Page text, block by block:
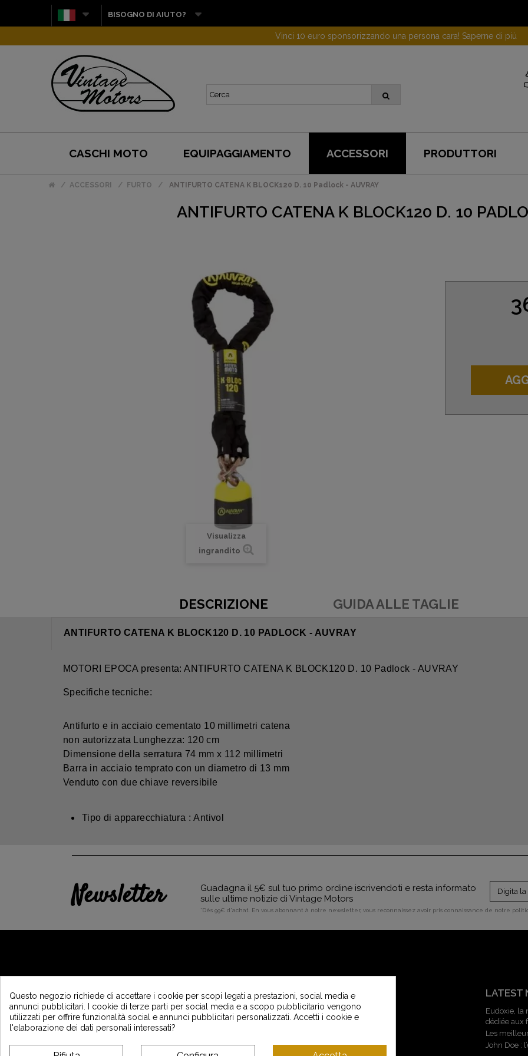
BISOGNO DI AIUTO?
Vinci 10 euro sponsorizzando una persona cara! Saperne di più
CASCHI MOTO EQUIPAGGIAMENTO ACCESSORI PRODUTTORI
ACCESSORI FURTO ANTIFURTO CATENA K BLOCK120 D. 10 Padlock - AUVRAY
ANTIFURTO CATENA K BLOCK120 D. 10
Visualizza
ingrandito
DESCRIZIONE GUIDA ALLE TAGLIE
ANTIFURTO CATENA K BLOCK120 D. 10 PADLOCK - AUVRAY
MOTORI EPOCA presenta: ANTIFURTO CATENA K BLOCK120 D. 10 Padlock - AUVRAY
Specifiche tecniche:
Antifurto e in acciaio cementato 10 millimetri catena
non autorizzata Lunghezza: 120 cm
Dimensione della serratura 74 mm x 112 millimetri
Barra in acciaio temprato con un diametro di 13 mm
Venduto con due chiave reversibile
Tipo di apparecchiatura : Antivol
Newsletter
Guadagna il 5€ sul tuo primo ordine iscrivendoti e resta informato
sulle ultime notizie di Vintage Motors
*Dès 99€ d'achat. En vous abonnant à notre newsletter, vous reconnaissez avoir pris connaissance de notre
A PROPOSITO DI VINTAGE
Chi siamo ?
Programma di fedeltà e sponsorizzazione
Recrutement Vintage Motors
affiliation
SERVIZIO CLIENTI
Contattaci
Servizio clienti di Vintage Motors
Consegne e ritorni
LATEST
Eudoxie, la
dédiée aux
Les
John Doe :
Questo negozio richiede di accettare i cookie per scopi legati a prestazioni, social media e
annunci pubblicitari. I cookie di terze parti per social media e a scopo pubblicitario vengono
utilizzati per offrire funzionalità social e annunci pubblicitari personalizzati. Accetti i cookie e
l'elaborazione dei dati personali interessati?